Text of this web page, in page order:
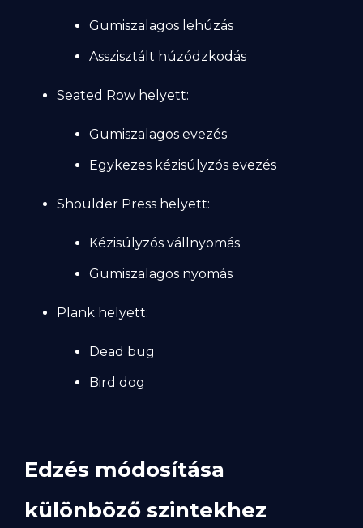
Gumiszalagos lehúzás
Asszisztált húzódzkodás
Seated Row helyett:
Gumiszalagos evezés
Egykezes kézisúlyzós evezés
Shoulder Press helyett:
Kézisúlyzós vállnyomás
Gumiszalagos nyomás
Plank helyett:
Dead bug
Bird dog
Edzés módosítása
különböző szintekhez